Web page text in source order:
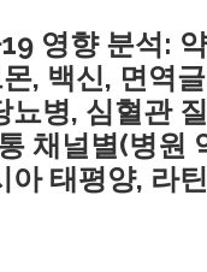
영향 분석:
, 백신, 면역
뇨병, 심혈관
채널별(병원
태평양, 라